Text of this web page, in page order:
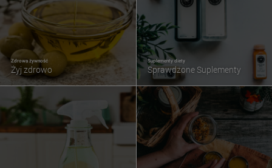
Zdrowa żywność
Żyj zdrowo
Suplementy diety
Sprawdzone Suplementy